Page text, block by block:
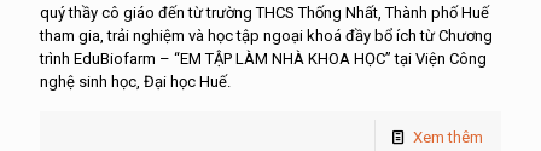
quý thầy cô giáo đến từ trường THCS Thống Nhất, Thành phố Huế
tham gia, trải nghiệm và học tập ngoại khoá đầy bổ ích từ Chương
trình EduBiofarm – “EM TẬP LÀM NHÀ KHOA HỌC” tại Viện Công
nghệ sinh học, Đại học Huế.
Xem thêm